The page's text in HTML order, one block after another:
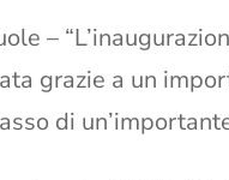
–
grazie a un
di